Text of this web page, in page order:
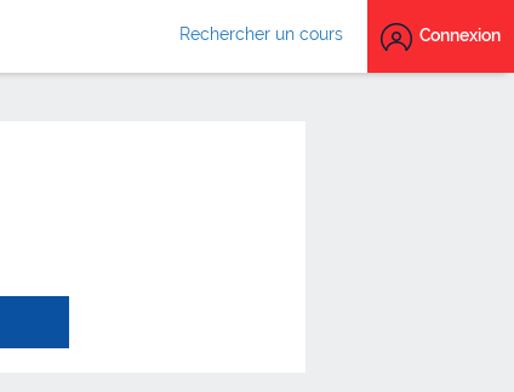
Rechercher un cours Connexion